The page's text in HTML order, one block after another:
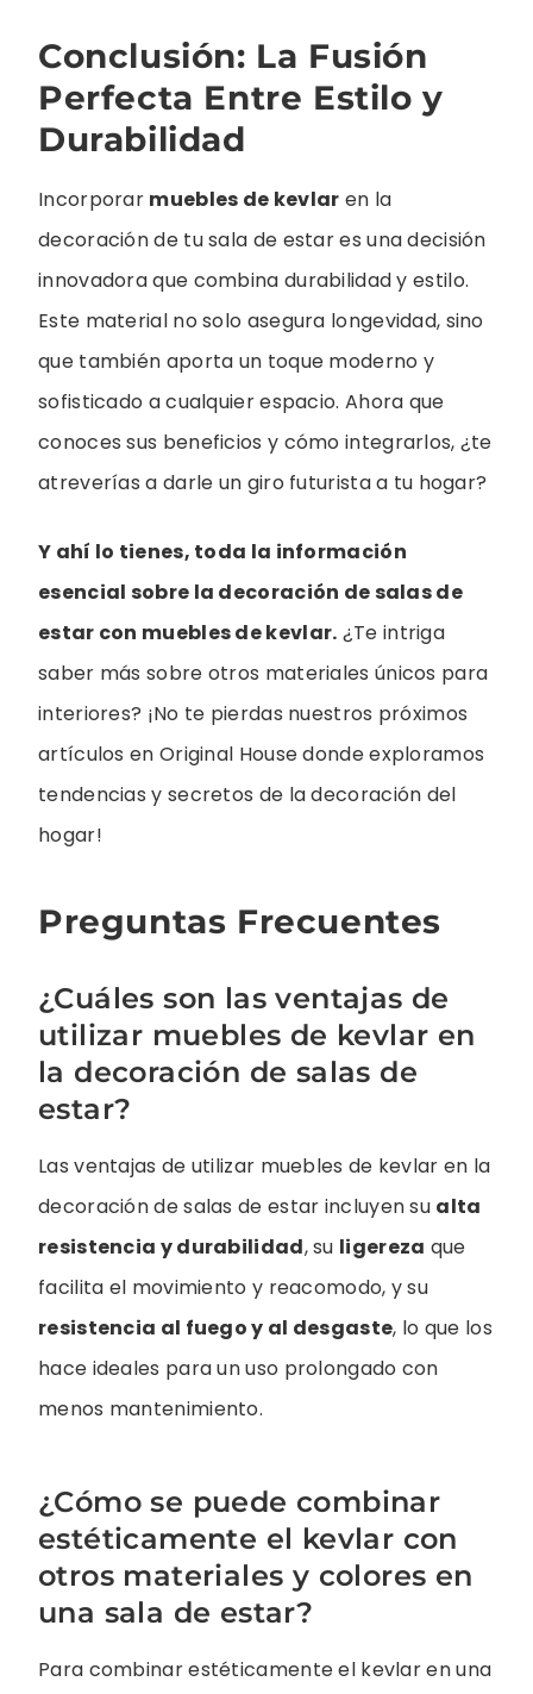
Conclusión: La Fusión
Perfecta Entre Estilo y
Durabilidad
Incorporar muebles de kevlar en la
decoración de tu sala de estar es una decisión
innovadora que combina durabilidad y estilo.
Este material no solo asegura longevidad, sino
que también aporta un toque moderno y
sofisticado a cualquier espacio. Ahora que
conoces sus beneficios y cómo integrarlos, ¿te
atreverías a darle un giro futurista a tu hogar?
Y ahí lo tienes, toda la información
esencial sobre la decoración de salas de
estar con muebles de kevlar. ¿Te intriga
saber más sobre otros materiales únicos para
interiores? ¡No te pierdas nuestros próximos
artículos en Original House donde exploramos
tendencias y secretos de la decoración del
hogar!
Preguntas Frecuentes
¿Cuáles son las ventajas de
utilizar muebles de kevlar en
la decoración de salas de
estar?
Las ventajas de utilizar muebles de kevlar en la
decoración de salas de estar incluyen su alta
resistencia y durabilidad, su ligereza que
facilita el movimiento y reacomodo, y su
resistencia al fuego y al desgaste, lo que los
hace ideales para un uso prolongado con
menos mantenimiento.
¿Cómo se puede combinar
estéticamente el kevlar con
otros materiales y colores en
una sala de estar?
Para combinar estéticamente el kevlar en una